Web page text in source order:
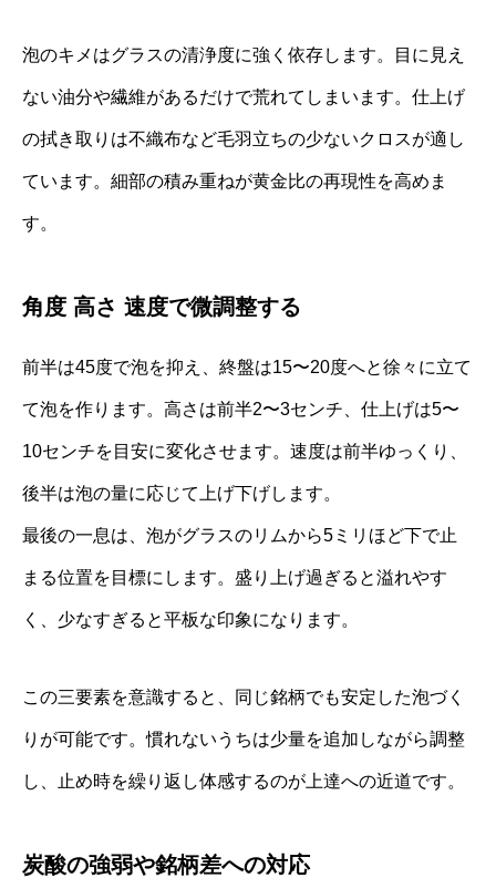
泡のキメはグラスの清浄度に強く依存します。目に見え
ない油分や繊維があるだけで荒れてしまいます。仕上げ
の拭き取りは不織布など毛羽立ちの少ないクロスが適し
ています。細部の積み重ねが黄金比の再現性を高めま
す。
角度 高さ 速度で微調整する
前半は45度で泡を抑え、終盤は15〜20度へと徐々に立て
て泡を作ります。高さは前半2〜3センチ、仕上げは5〜
10センチを目安に変化させます。速度は前半ゆっくり、
後半は泡の量に応じて上げ下げします。
最後の一息は、泡がグラスのリムから5ミリほど下で止
まる位置を目標にします。盛り上げ過ぎると溢れやす
く、少なすぎると平板な印象になります。
この三要素を意識すると、同じ銘柄でも安定した泡づく
りが可能です。慣れないうちは少量を追加しながら調整
し、止め時を繰り返し体感するのが上達への近道です。
炭酸の強弱や銘柄差への対応